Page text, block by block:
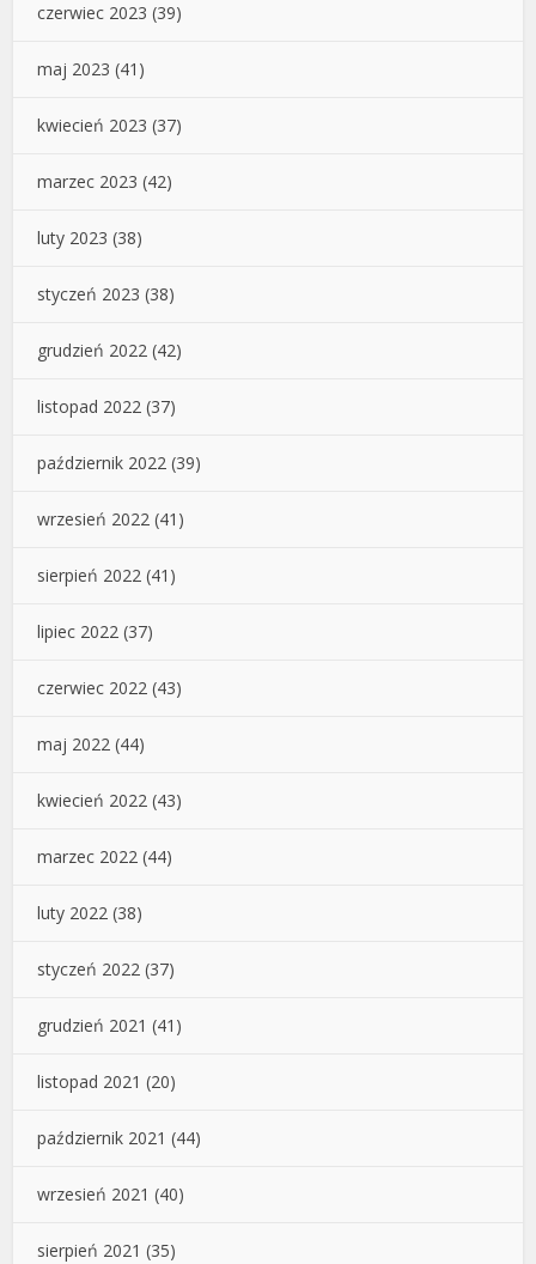
czerwiec 2023 (39)
maj 2023 (41)
kwiecień 2023 (37)
marzec 2023 (42)
luty 2023 (38)
styczeń 2023 (38)
grudzień 2022 (42)
listopad 2022 (37)
październik 2022 (39)
wrzesień 2022 (41)
sierpień 2022 (41)
lipiec 2022 (37)
czerwiec 2022 (43)
maj 2022 (44)
kwiecień 2022 (43)
marzec 2022 (44)
luty 2022 (38)
styczeń 2022 (37)
grudzień 2021 (41)
listopad 2021 (20)
październik 2021 (44)
wrzesień 2021 (40)
sierpień 2021 (35)